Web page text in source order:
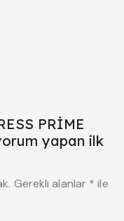
PRİME
yapan ilk
Gerekli alanlar * ile